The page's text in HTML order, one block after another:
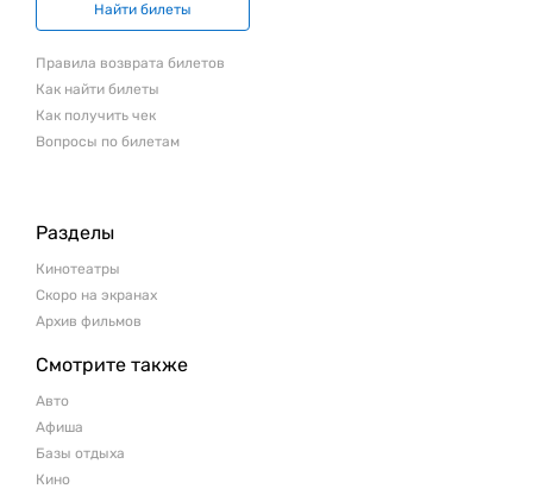
Найти билеты
Правила возврата билетов
Как найти билеты
Как получить чек
Вопросы по билетам
Разделы
Кинотеатры
Скоро на экранах
Архив фильмов
Смотрите также
Авто
Афиша
Базы отдыха
Кино